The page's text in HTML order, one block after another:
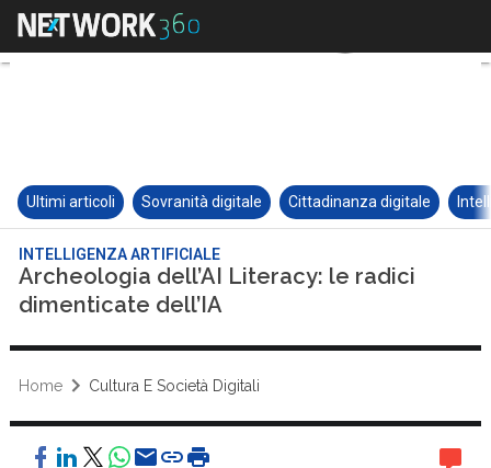
Ultimi articoli Sovranità digitale Cittadinanza digitale
INTELLIGENZA ARTIFICIALE
Archeologia dell’AI Literacy: le radici
dimenticate dell’IA
Home Cultura E Società Digitali